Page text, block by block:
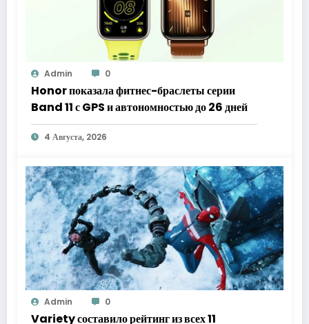
Admin 0
Honor показала фитнес-браслеты серии
Band 11 с GPS и автономностью до 26 дней
4 Августа, 2026
Admin 0
Variety составило рейтинг из всех 11